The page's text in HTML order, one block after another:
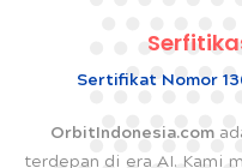
Sertifikat Nomor
OrbitIndonesia.com
terdepan di era AI. Kami